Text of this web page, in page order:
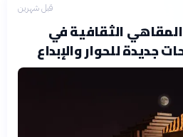
قبل شهرين
الثقافية في
جديدة للحوار والإبداع